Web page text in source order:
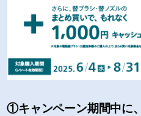
①キャンペーン期間中に